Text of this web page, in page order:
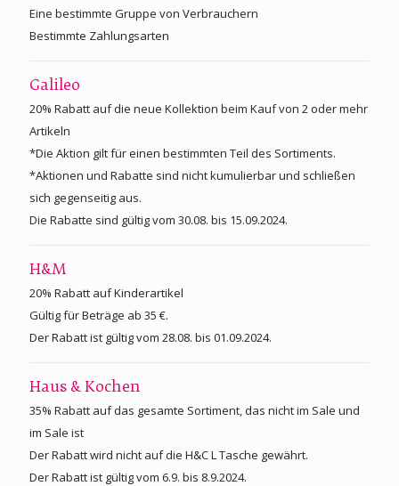
Eine bestimmte Gruppe von Verbrauchern
Bestimmte Zahlungsarten
Galileo
20% Rabatt auf die neue Kollektion beim Kauf von 2 oder mehr
Artikeln
*Die Aktion gilt für einen bestimmten Teil des Sortiments.
*Aktionen und Rabatte sind nicht kumulierbar und schließen
sich gegenseitig aus.
Die Rabatte sind gültig vom 30.08. bis 15.09.2024.
H&M
20% Rabatt auf Kinderartikel
Gültig für Beträge ab 35 €.
Der Rabatt ist gültig vom 28.08. bis 01.09.2024.
Haus & Kochen
35% Rabatt auf das gesamte Sortiment, das nicht im Sale und
im Sale ist
Der Rabatt wird nicht auf die H&C L Tasche gewährt.
Der Rabatt ist gültig vom 6.9. bis 8.9.2024.